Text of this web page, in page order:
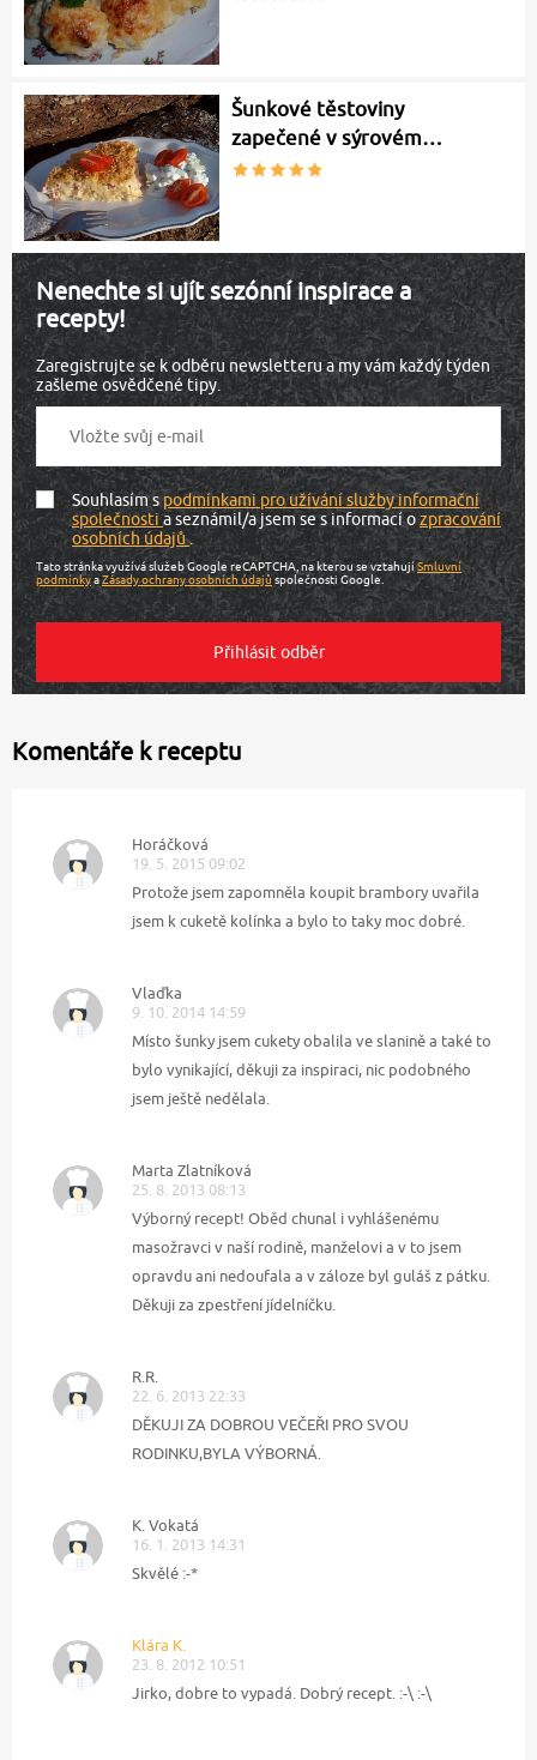
Šunkové těstoviny
zapečené v sýrovém…
Nenechte si ujít sezónní inspirace a
recepty!
Zaregistrujte se k odběru newsletteru a my vám každý týden
zašleme osvědčené tipy.
Souhlasím spodmínkami pro užívání služby informační
společnostia seznámil/a jsem se s informací ozpracování
osobních údajů.
Tato stránka využívá služeb Google reCAPTCHA, na kterou se vztahujíSmluvní
podmínkyaZásady ochrany osobních údajů společnosti Google.
Komentáře k receptu
Horáčková
19. 5. 2015 09:02
Protože jsem zapomněla koupit brambory uvařila
jsem k cuketě kolínka a bylo to taky moc dobré.
Vlaďka
9. 10. 2014 14:59
Místo šunky jsem cukety obalila ve slanině a také to
bylo vynikající, děkuji za inspiraci, nic podobného
jsem ještě nedělala.
Marta Zlatníková
25. 8. 2013 08:13
Výborný recept! Oběd chunal i vyhlášenému
masožravci v naší rodině, manželovi a v to jsem
opravdu ani nedoufala a v záloze byl guláš z pátku.
Děkuji za zpestření jídelníčku.
R.R.
22. 6. 2013 22:33
DĚKUJI ZA DOBROU VEČEŘI PRO SVOU
RODINKU,BYLA VÝBORNÁ.
K. Vokatá
16. 1. 2013 14:31
Skvělé :-*
Klára K.
23. 8. 2012 10:51
Jirko, dobre to vypadá. Dobrý recept. :-\ :-\